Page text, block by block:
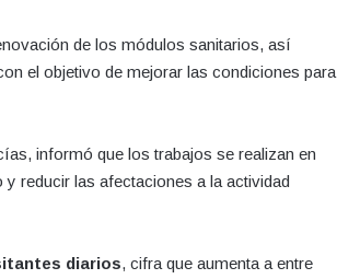
de los módulos sanitarios, así
el objetivo de mejorar las condiciones para
informó que los trabajos se realizan en
reducir las afectaciones a la actividad
diarios, cifra que aumenta a entre